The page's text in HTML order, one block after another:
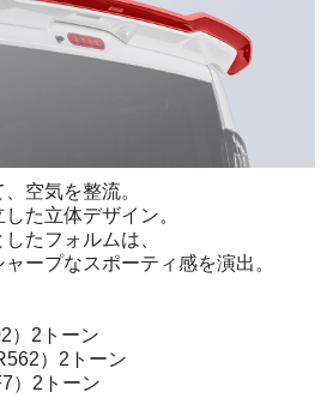
空気を整流。
た立体デザイン。
たフォルムは、
ープなスポーティ感を演出。
）2トーン
）2トーン
）2トーン